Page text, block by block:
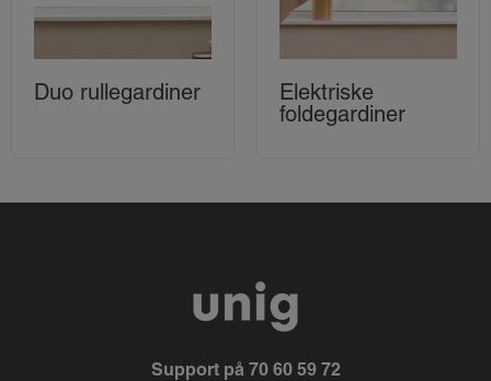
Duo rullegardiner
Elektriske
foldegardiner
Support på 70 60 59 72